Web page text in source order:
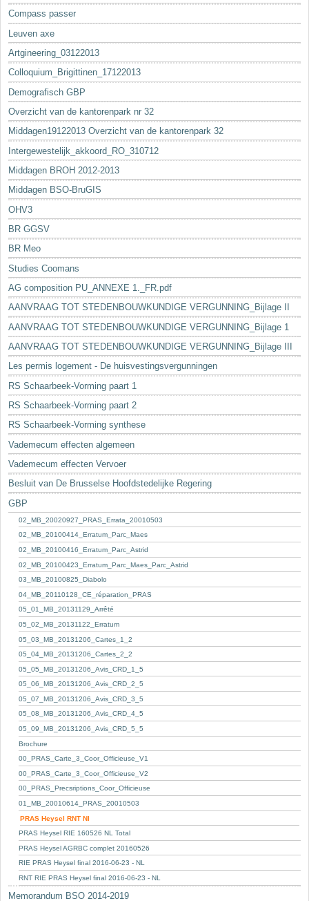
Compass passer
Leuven axe
Artgineering_03122013
Colloquium_Brigittinen_17122013
Demografisch GBP
Overzicht van de kantorenpark nr 32
Middagen19122013 Overzicht van de kantorenpark 32
Intergewestelijk_akkoord_RO_310712
Middagen BROH 2012-2013
Middagen BSO-BruGIS
OHV3
BR GGSV
BR Meo
Studies Coomans
AG composition PU_ANNEXE 1._FR.pdf
AANVRAAG TOT STEDENBOUWKUNDIGE VERGUNNING_Bijlage II
AANVRAAG TOT STEDENBOUWKUNDIGE VERGUNNING_Bijlage 1
AANVRAAG TOT STEDENBOUWKUNDIGE VERGUNNING_Bijlage III
Les permis logement - De huisvestingsvergunningen
RS Schaarbeek-Vorming paart 1
RS Schaarbeek-Vorming paart 2
RS Schaarbeek-Vorming synthese
Vademecum effecten algemeen
Vademecum effecten Vervoer
Besluit van De Brusselse Hoofdstedelijke Regering
GBP
02_MB_20020927_PRAS_Errata_20010503
02_MB_20100414_Erratum_Parc_Maes
02_MB_20100416_Erratum_Parc_Astrid
02_MB_20100423_Erratum_Parc_Maes_Parc_Astrid
03_MB_20100825_Diabolo
04_MB_20110128_CE_réparation_PRAS
05_01_MB_20131129_Arrêté
05_02_MB_20131122_Erratum
05_03_MB_20131206_Cartes_1_2
05_04_MB_20131206_Cartes_2_2
05_05_MB_20131206_Avis_CRD_1_5
05_06_MB_20131206_Avis_CRD_2_5
05_07_MB_20131206_Avis_CRD_3_5
05_08_MB_20131206_Avis_CRD_4_5
05_09_MB_20131206_Avis_CRD_5_5
Brochure
00_PRAS_Carte_3_Coor_Officieuse_V1
00_PRAS_Carte_3_Coor_Officieuse_V2
00_PRAS_Precsriptions_Coor_Officieuse
01_MB_20010614_PRAS_20010503
PRAS Heysel RNT Nl
PRAS Heysel RIE 160526 NL Total
PRAS Heysel AGRBC complet 20160526
RIE PRAS Heysel final 2016-06-23 - NL
RNT RIE PRAS Heysel final 2016-06-23 - NL
Memorandum BSO 2014-2019